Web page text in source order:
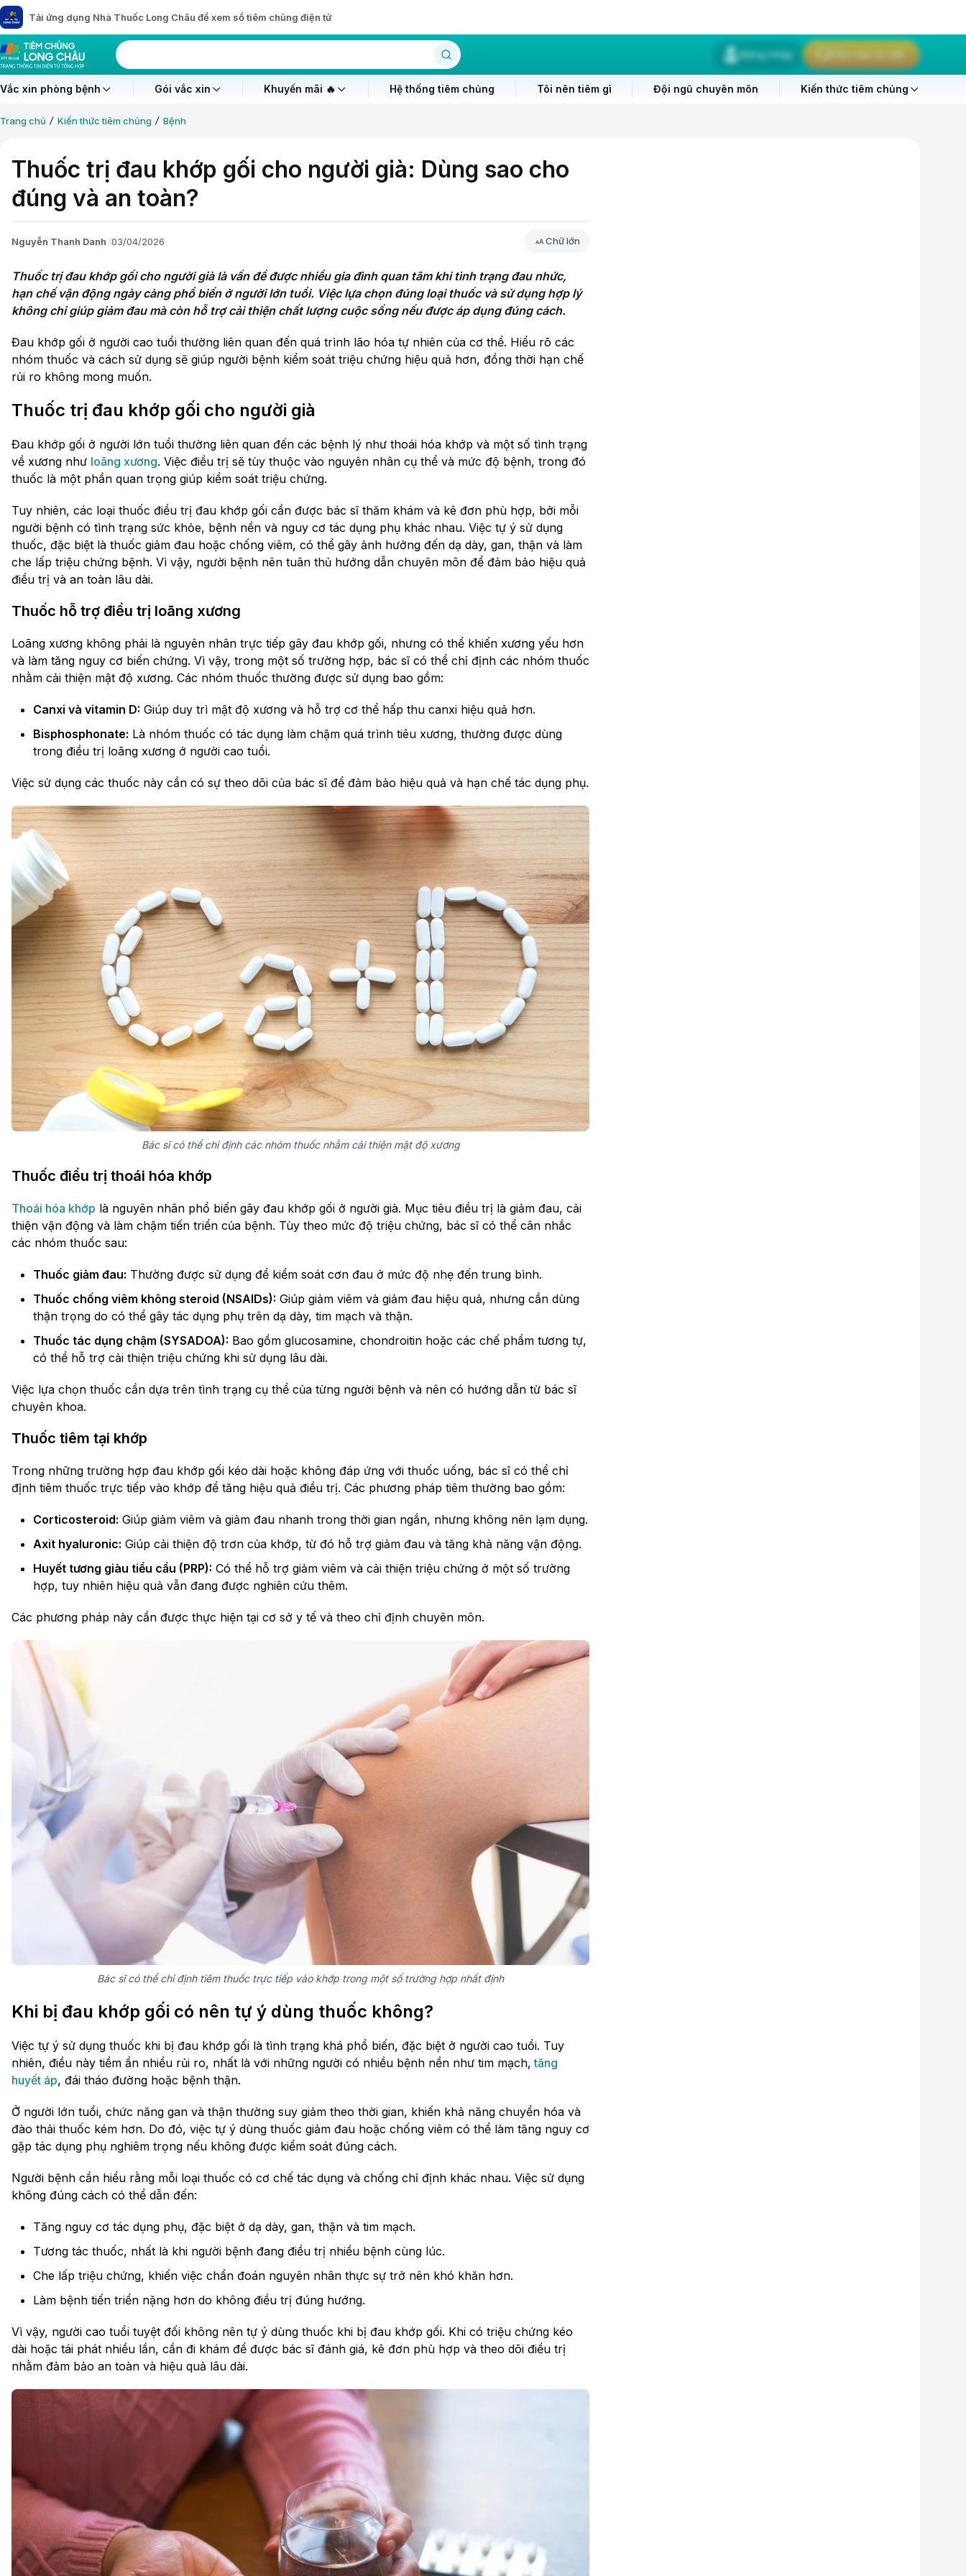
Tải ứng dụng Nhà Thuốc Long Châu để xem sổ tiêm chủng điện tử
Đăng nhập Yêu cầu tư vấn
Vắc xin phòng bệnh Gói vắc xin Khuyến mãi 🔥 Hệ thống tiêm chủng Tôi nên tiêm gì Đội ngũ chuyên môn Kiến thức tiêm chủng
Trang chủ Kiến thức tiêm chủng Bệnh
Thuốc trị đau khớp gối cho người già: Dùng sao cho
đúng và an toàn?
Nguyễn Thanh Danh 03/04/2026 Chữ lớn
Thuốc trị đau khớp gối cho người già là vấn đề được nhiều gia đình quan tâm khi tình trạng đau nhức,
hạn chế vận động ngày càng phổ biến ở người lớn tuổi. Việc lựa chọn đúng loại thuốc và sử dụng hợp lý
không chỉ giúp giảm đau mà còn hỗ trợ cải thiện chất lượng cuộc sống nếu được áp dụng đúng cách.
Đau khớp gối ở người cao tuổi thường liên quan đến quá trình lão hóa tự nhiên của cơ thể. Hiểu rõ các
nhóm thuốc và cách sử dụng sẽ giúp người bệnh kiểm soát triệu chứng hiệu quả hơn, đồng thời hạn chế
rủi ro không mong muốn.
Thuốc trị đau khớp gối cho người già
Đau khớp gối ở người lớn tuổi thường liên quan đến các bệnh lý như thoái hóa khớp và một số tình trạng
về xương như loãng xương. Việc điều trị sẽ tùy thuộc vào nguyên nhân cụ thể và mức độ bệnh, trong đó
thuốc là một phần quan trọng giúp kiểm soát triệu chứng.
Tuy nhiên, các loại thuốc điều trị đau khớp gối cần được bác sĩ thăm khám và kê đơn phù hợp, bởi mỗi
người bệnh có tình trạng sức khỏe, bệnh nền và nguy cơ tác dụng phụ khác nhau. Việc tự ý sử dụng
thuốc, đặc biệt là thuốc giảm đau hoặc chống viêm, có thể gây ảnh hưởng đến dạ dày, gan, thận và làm
che lấp triệu chứng bệnh. Vì vậy, người bệnh nên tuân thủ hướng dẫn chuyên môn để đảm bảo hiệu quả
điều trị và an toàn lâu dài.
Thuốc hỗ trợ điều trị loãng xương
Loãng xương không phải là nguyên nhân trực tiếp gây đau khớp gối, nhưng có thể khiến xương yếu hơn
và làm tăng nguy cơ biến chứng. Vì vậy, trong một số trường hợp, bác sĩ có thể chỉ định các nhóm thuốc
nhằm cải thiện mật độ xương. Các nhóm thuốc thường được sử dụng bao gồm:
Canxi và vitamin D: Giúp duy trì mật độ xương và hỗ trợ cơ thể hấp thu canxi hiệu quả hơn.
Bisphosphonate: Là nhóm thuốc có tác dụng làm chậm quá trình tiêu xương, thường được dùng
trong điều trị loãng xương ở người cao tuổi.
Việc sử dụng các thuốc này cần có sự theo dõi của bác sĩ để đảm bảo hiệu quả và hạn chế tác dụng phụ.
Bác sĩ có thể chỉ định các nhóm thuốc nhằm cải thiện mật độ xương
Thuốc điều trị thoái hóa khớp
Thoái hóa khớp là nguyên nhân phổ biến gây đau khớp gối ở người già. Mục tiêu điều trị là giảm đau, cải
thiện vận động và làm chậm tiến triển của bệnh. Tùy theo mức độ triệu chứng, bác sĩ có thể cân nhắc
các nhóm thuốc sau:
Thuốc giảm đau: Thường được sử dụng để kiểm soát cơn đau ở mức độ nhẹ đến trung bình.
Thuốc chống viêm không steroid (NSAIDs): Giúp giảm viêm và giảm đau hiệu quả, nhưng cần dùng
thận trọng do có thể gây tác dụng phụ trên dạ dày, tim mạch và thận.
Thuốc tác dụng chậm (SYSADOA): Bao gồm glucosamine, chondroitin hoặc các chế phẩm tương tự,
có thể hỗ trợ cải thiện triệu chứng khi sử dụng lâu dài.
Việc lựa chọn thuốc cần dựa trên tình trạng cụ thể của từng người bệnh và nên có hướng dẫn từ bác sĩ
chuyên khoa.
Thuốc tiêm tại khớp
Trong những trường hợp đau khớp gối kéo dài hoặc không đáp ứng với thuốc uống, bác sĩ có thể chỉ
định tiêm thuốc trực tiếp vào khớp để tăng hiệu quả điều trị. Các phương pháp tiêm thường bao gồm:
Corticosteroid: Giúp giảm viêm và giảm đau nhanh trong thời gian ngắn, nhưng không nên lạm dụng.
Axit hyaluronic: Giúp cải thiện độ trơn của khớp, từ đó hỗ trợ giảm đau và tăng khả năng vận động.
Huyết tương giàu tiểu cầu (PRP): Có thể hỗ trợ giảm viêm và cải thiện triệu chứng ở một số trường
hợp, tuy nhiên hiệu quả vẫn đang được nghiên cứu thêm.
Các phương pháp này cần được thực hiện tại cơ sở y tế và theo chỉ định chuyên môn.
Bác sĩ có thể chỉ định tiêm thuốc trực tiếp vào khớp trong một số trường hợp nhất định
Khi bị đau khớp gối có nên tự ý dùng thuốc không?
Việc tự ý sử dụng thuốc khi bị đau khớp gối là tình trạng khá phổ biến, đặc biệt ở người cao tuổi. Tuy
nhiên, điều này tiềm ẩn nhiều rủi ro, nhất là với những người có nhiều bệnh nền như tim mạch, tăng
huyết áp, đái tháo đường hoặc bệnh thận.
Ở người lớn tuổi, chức năng gan và thận thường suy giảm theo thời gian, khiến khả năng chuyển hóa và
đào thải thuốc kém hơn. Do đó, việc tự ý dùng thuốc giảm đau hoặc chống viêm có thể làm tăng nguy cơ
gặp tác dụng phụ nghiêm trọng nếu không được kiểm soát đúng cách.
Người bệnh cần hiểu rằng mỗi loại thuốc có cơ chế tác dụng và chống chỉ định khác nhau. Việc sử dụng
không đúng cách có thể dẫn đến:
Tăng nguy cơ tác dụng phụ, đặc biệt ở dạ dày, gan, thận và tim mạch.
Tương tác thuốc, nhất là khi người bệnh đang điều trị nhiều bệnh cùng lúc.
Che lấp triệu chứng, khiến việc chẩn đoán nguyên nhân thực sự trở nên khó khăn hơn.
Làm bệnh tiến triển nặng hơn do không điều trị đúng hướng.
Vì vậy, người cao tuổi tuyệt đối không nên tự ý dùng thuốc khi bị đau khớp gối. Khi có triệu chứng kéo
dài hoặc tái phát nhiều lần, cần đi khám để được bác sĩ đánh giá, kê đơn phù hợp và theo dõi điều trị
nhằm đảm bảo an toàn và hiệu quả lâu dài.